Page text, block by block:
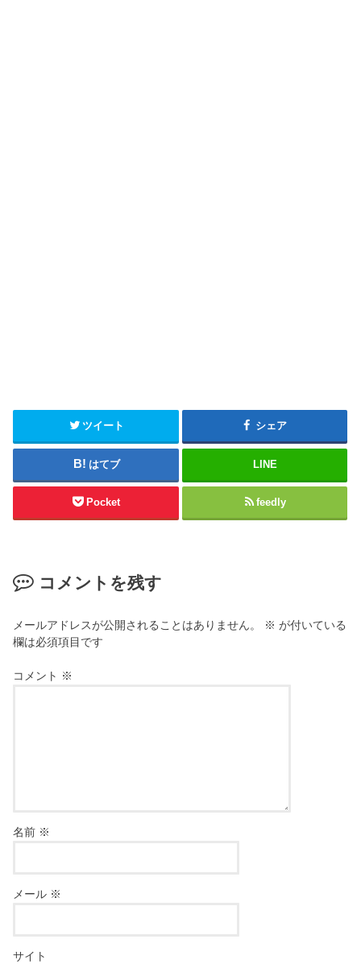
ツイート シェア
はてブ LINE
Pocket feedly
コメントを残す
メールアドレスが公開されることはありません。 ※ が付いている
欄は必須項目です
コメント ※
名前 ※
メール ※
サイト